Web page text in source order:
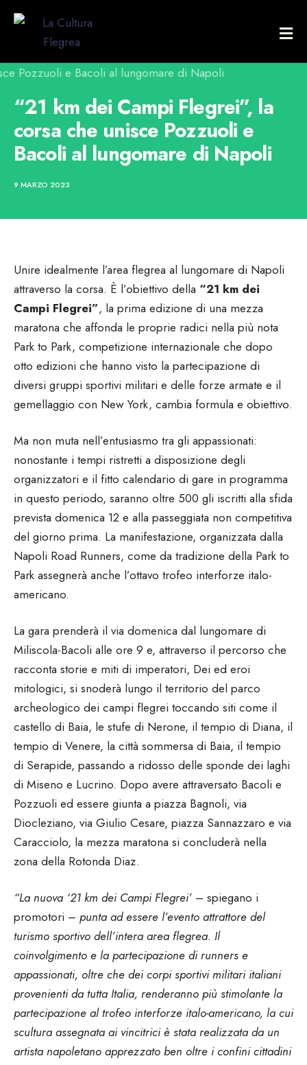
“21 km dei Campi Flegrei”, la
corsa che unisce Pozzuoli e
Bacoli al lungomare di Napoli
9 MARZO 2023
Unire idealmente l’area flegrea al lungomare di Napoli
attraverso la corsa. È l’obiettivo della “21 km dei
Campi Flegrei”, la prima edizione di una mezza
maratona che affonda le proprie radici nella più nota
Park to Park, competizione internazionale che dopo
otto edizioni che hanno visto la partecipazione di
diversi gruppi sportivi militari e delle forze armate e il
gemellaggio con New York, cambia formula e obiettivo.
Ma non muta nell’entusiasmo tra gli appassionati:
nonostante i tempi ristretti a disposizione degli
organizzatori e il fitto calendario di gare in programma
in questo periodo, saranno oltre 500 gli iscritti alla sfida
prevista domenica 12 e alla passeggiata non competitiva
del giorno prima. La manifestazione, organizzata dalla
Napoli Road Runners, come da tradizione della Park to
Park assegnerà anche l’ottavo trofeo interforze italo-
americano.
La gara prenderà il via domenica dal lungomare di
Miliscola-Bacoli alle ore 9 e, attraverso il percorso che
racconta storie e miti di imperatori, Dei ed eroi
mitologici, si snoderà lungo il territorio del parco
archeologico dei campi flegrei toccando siti come il
castello di Baia, le stufe di Nerone, il tempio di Diana, il
tempio di Venere, la città sommersa di Baia, il tempio
di Serapide, passando a ridosso delle sponde dei laghi
di Miseno e Lucrino. Dopo avere attraversato Bacoli e
Pozzuoli ed essere giunta a piazza Bagnoli, via
Diocleziano, via Giulio Cesare, piazza Sannazzaro e via
Caracciolo, la mezza maratona si concluderà nella
zona della Rotonda Diaz.
“La nuova ‘21 km dei Campi Flegrei’ – spiegano i
promotori – punta ad essere l’evento attrattore del
turismo sportivo dell’intera area flegrea. Il
coinvolgimento e la partecipazione di runners e
appassionati, oltre che dei corpi sportivi militari italiani
provenienti da tutta Italia, renderanno più stimolante la
partecipazione al trofeo interforze italo-americano, la cui
scultura assegnata ai vincitrici è stata realizzata da un
artista napoletano apprezzato ben oltre i confini cittadini